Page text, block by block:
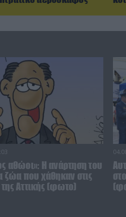
αθώοι»: Η ανάρτηση του
ζώα που χάθηκαν στις
Αττικής (φωτο)